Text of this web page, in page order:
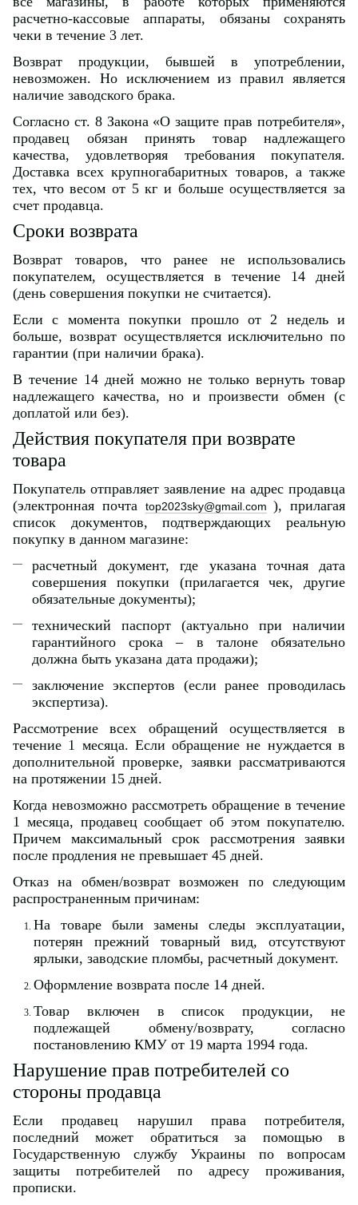
расчетно-кассовые аппараты, обязаны сохранять
чеки в течение 3 лет.
Возврат продукции, бывшей в употреблении,
невозможен. Но исключением из правил является
наличие заводского брака.
Согласно ст. 8 Закона «О защите прав потребителя»,
продавец обязан принять товар надлежащего
качества, удовлетворяя требования покупателя.
Доставка всех крупногабаритных товаров, а также
тех, что весом от 5 кг и больше осуществляется за
счет продавца.
Сроки возврата
Возврат товаров, что ранее не использовались
покупателем, осуществляется в течение 14 дней
(день совершения покупки не считается).
Если с момента покупки прошло от 2 недель и
больше, возврат осуществляется исключительно по
гарантии (при наличии брака).
В течение 14 дней можно не только вернуть товар
надлежащего качества, но и произвести обмен (с
доплатой или без).
Действия покупателя при возврате
товара
Покупатель отправляет заявление на адрес продавца
(электронная почта
top2023sky@gmail.com ), прилагая
список документов, подтверждающих реальную
покупку в данном магазине:
расчетный документ, где указана точная дата
совершения покупки (прилагается чек, другие
обязательные документы);
технический паспорт (актуально при наличии
гарантийного срока – в талоне обязательно
должна быть указана дата продажи);
заключение экспертов (если ранее проводилась
экспертиза).
Рассмотрение всех обращений осуществляется в
течение 1 месяца. Если обращение не нуждается в
дополнительной проверке, заявки рассматриваются
на протяжении 15 дней.
Когда невозможно рассмотреть обращение в течение
1 месяца, продавец сообщает об этом покупателю.
Причем максимальный срок рассмотрения заявки
после продления не превышает 45 дней.
Отказ на обмен/возврат возможен по следующим
распространенным причинам:
На товаре были замены следы эксплуатации,
потерян прежний товарный вид, отсутствуют
ярлыки, заводские пломбы, расчетный документ.
Оформление возврата после 14 дней.
Товар включен в список продукции, не
подлежащей обмену/возврату, согласно
постановлению КМУ от 19 марта 1994 года.
Нарушение прав потребителей со
стороны продавца
Если продавец нарушил права потребителя,
последний может обратиться за помощью в
Государственную службу Украины по вопросам
защиты потребителей по адресу проживания,
прописки.